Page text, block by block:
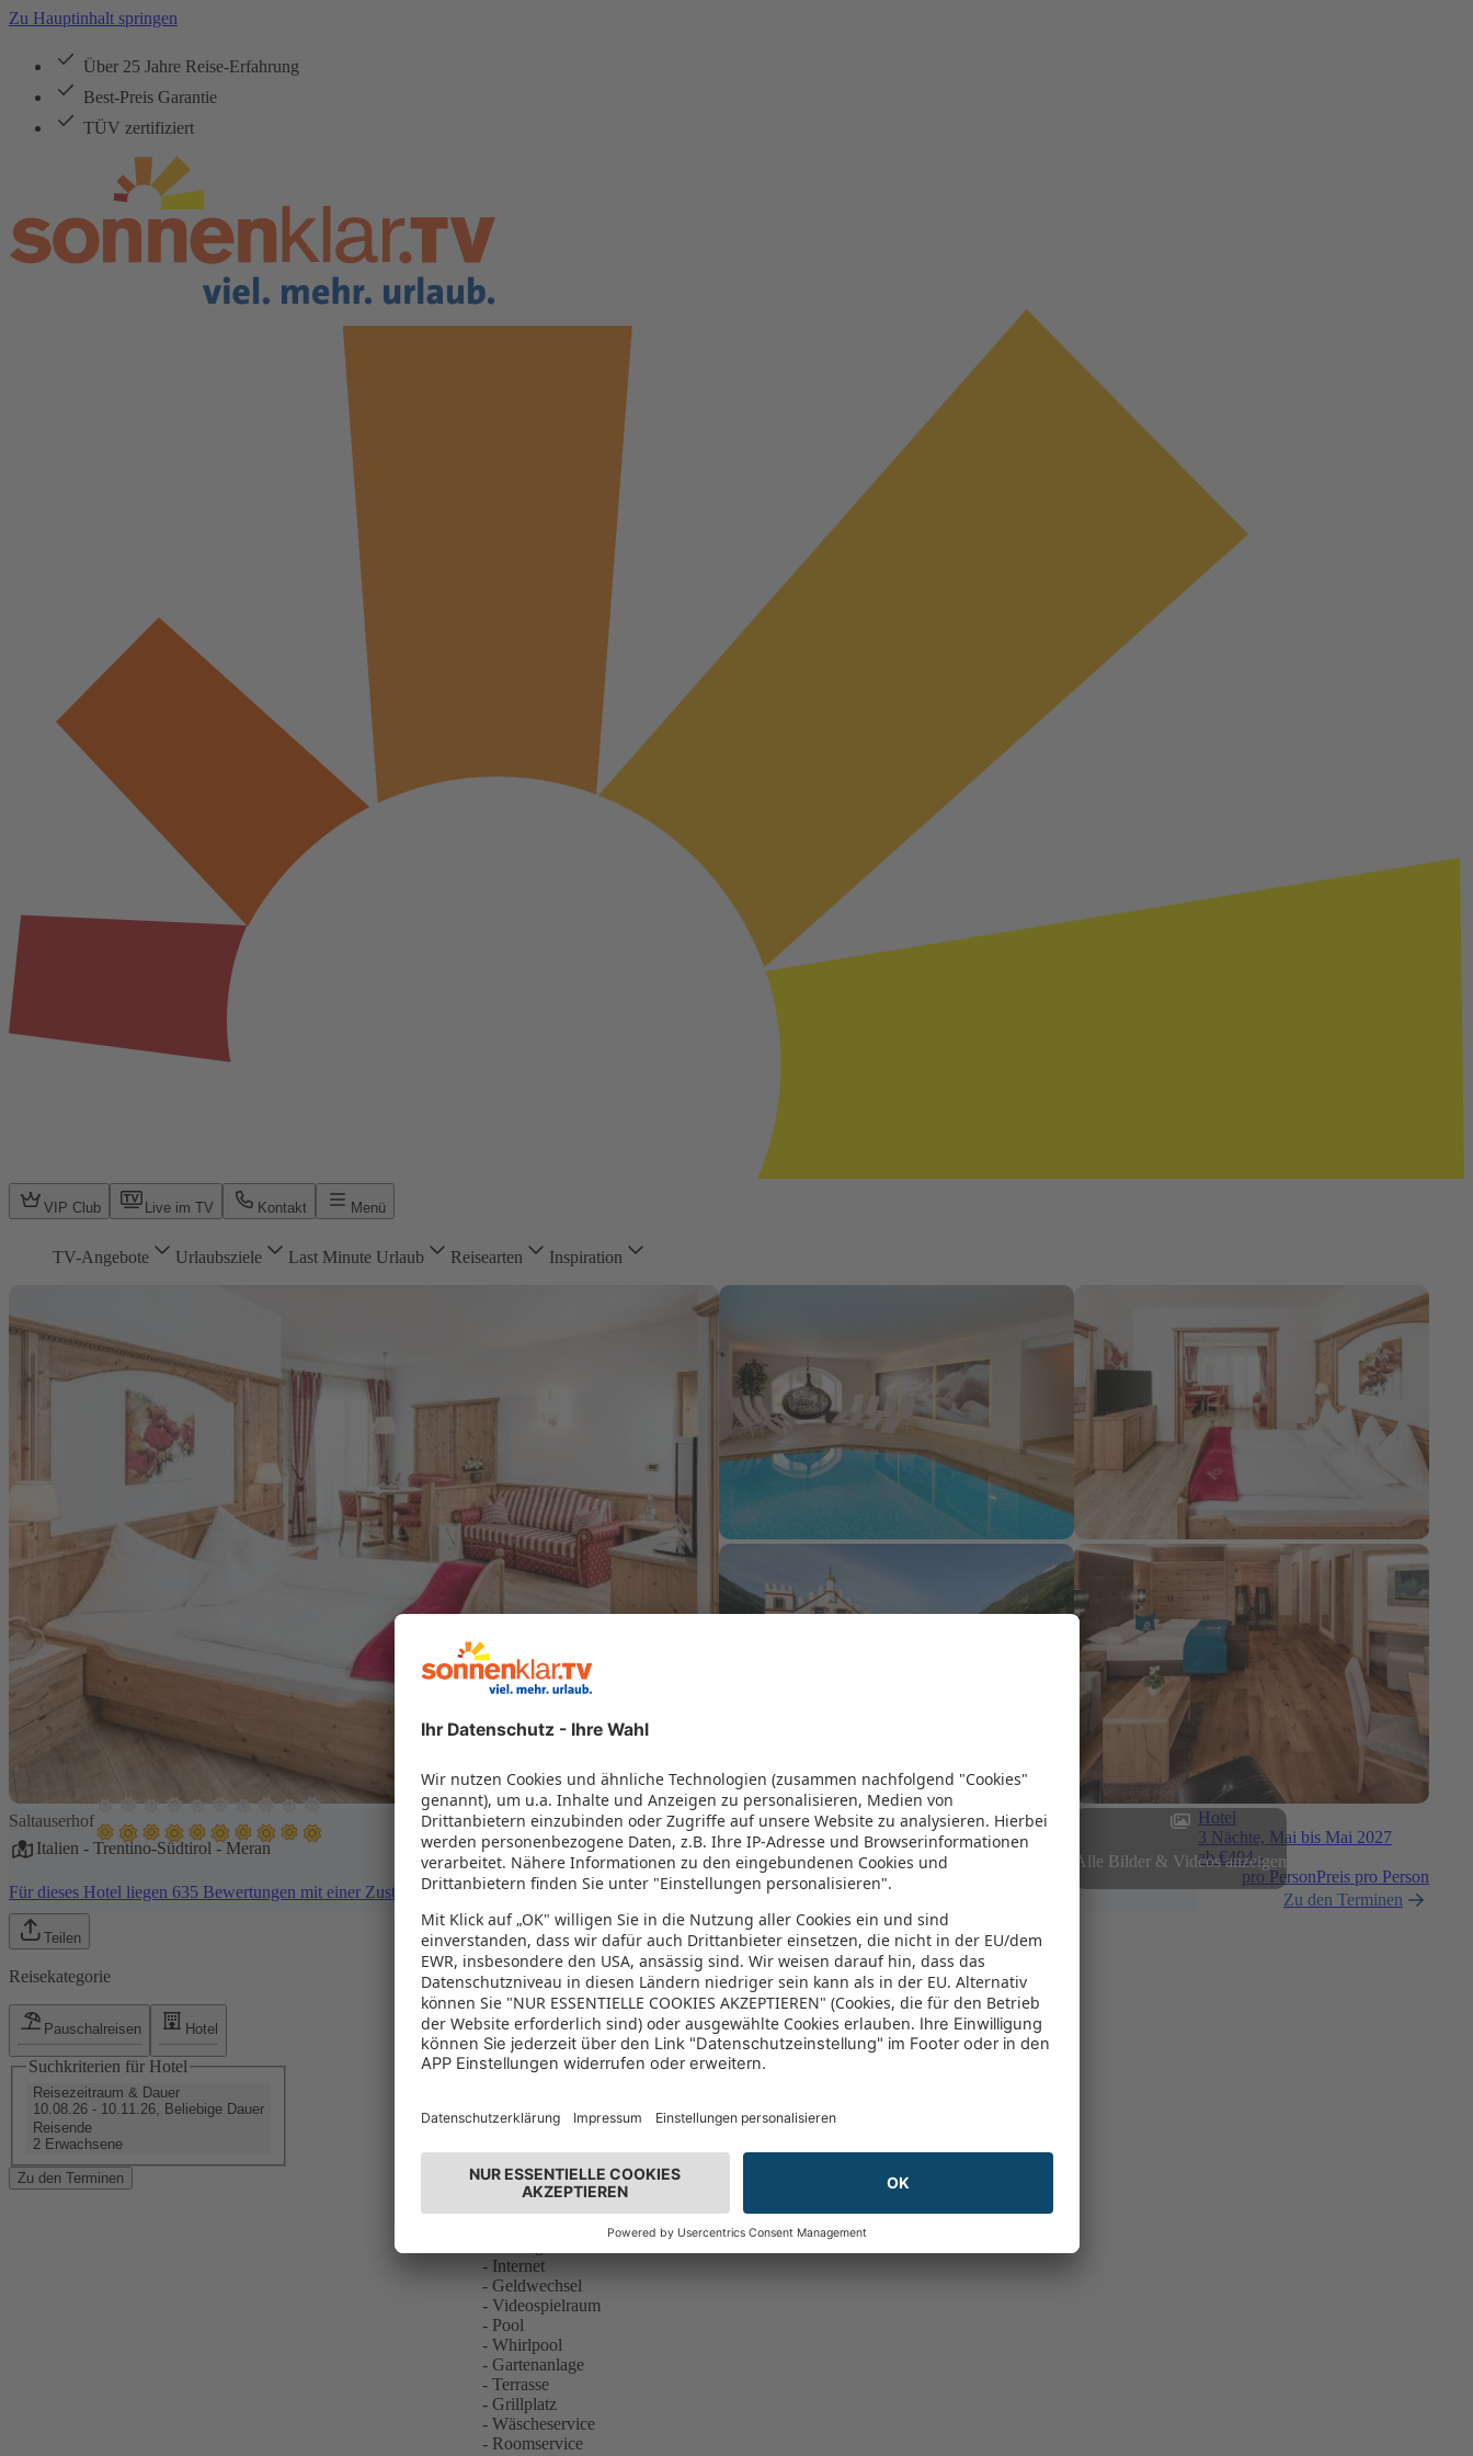
Zu Hauptinhalt springen
Über 25 Jahre Reise-Erfahrung
Best-Preis Garantie
TÜV zertifiziert
VIP Club Live im TV Kontakt Menü
TV-Angebote Urlaubsziele Last Minute Urlaub Reisearten Inspiration
Alle Bilder & Videos anzeigen
Saltauserhof
Italien - Trentino-Südtirol -Meran
Für dieses Hotel liegen 635 Bewertungen mit einer Zustimmung von 86% vor (635) 86%
Hotel
3 Nächte, Mai bis Mai 2027
ab €404,-
pro PersonPreis pro Person
Zu den Terminen
Teilen
Reisekategorie
Pauschalreisen Hotel
Suchkriterien für Hotel
Reisezeitraum & Dauer
10.08.26 - 10.11.26, Beliebige Dauer
Reisende
2 Erwachsene
Zu den Terminen
Hotelinformationen
Auf Google Maps anzeigen
Verantwortlicher Veranstalter: DERTOUR
- Entfernung zum Golfplatz: weniger als 5 km
- Internet
- Geldwechsel
- Videospielraum
- Pool
- Whirlpool
- Gartenanlage
- Terrasse
- Grillplatz
- Wäscheservice
- Roomservice